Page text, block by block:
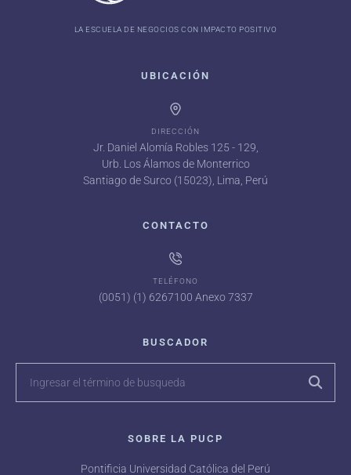
LA ESCUELA DE NEGOCIOS CON IMPACTO POSITIVO
UBICACIÓN
DIRECCIÓN
Jr. Daniel Alomía Robles 125 - 129,
Urb. Los Álamos de Monterrico
Santiago de Surco (15023), Lima, Perú
CONTACTO
TELÉFONO
(0051) (1) 6267100 Anexo 7337
BUSCADOR
SOBRE LA PUCP
Pontificia Universidad Católica del Perú